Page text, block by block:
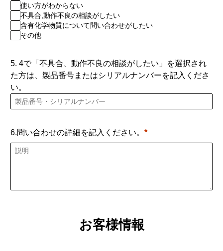
使い方がわからない
不具合,動作不良の相談がしたい
含有化学物質について問い合わせがしたい
その他
5. 4で「不具合、動作不良の相談がしたい」を選択され
た方は、製品番号またはシリアルナンバーを記入くださ
い。
6.問い合わせの詳細を記入ください。
お客様情報